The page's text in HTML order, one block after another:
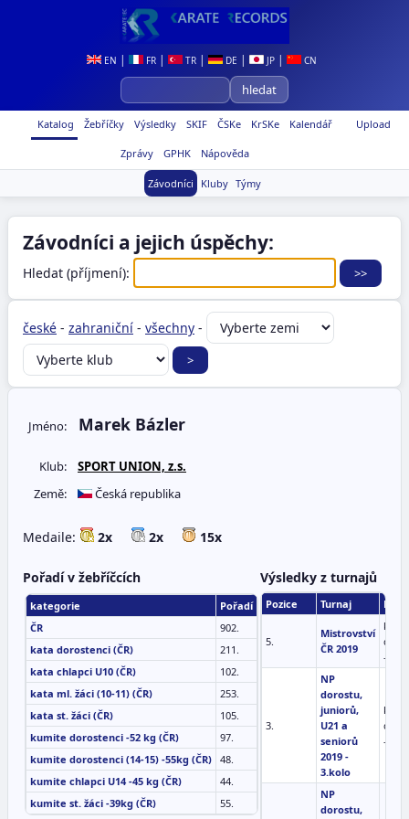
EN | FR | TR | DE | JP | CN
Upload
Katalog Žebříčky Výsledky SKIF ČSKe KrSKe Kalendář
Zprávy GPHK Nápověda
Závodníci Kluby Týmy
Závodníci a jejich úspěchy:
Hledat (příjmení):
české - zahraniční - všechny -
Jméno: Marek Bázler
Klub:
SPORT UNION, z.s.
Země:
Česká republika
Medaile: 2x 2x 15x
Pořadí v žebříčcích
kategorie
Pořadí
ČR
902.
kata dorostenci (ČR)
211.
kata chlapci U10 (ČR)
102.
kata ml. žáci (10-11) (ČR)
253.
kata st. žáci (ČR)
105.
kumite dorostenci -52 kg (ČR)
97.
kumite dorostenci (14-15) -55kg (ČR) 48.
kumite chlapci U14 -45 kg (ČR)
44.
kumite st. žáci -39kg (ČR)
55.
Výsledky z turnajů
Pozice Turnaj
5.
Mistrovství
ČR 2019
-52
3.
NP
dorostu,
juniorů,
U21 a
seniorů
2019 -
3.kolo
-52
NP
dorostu,